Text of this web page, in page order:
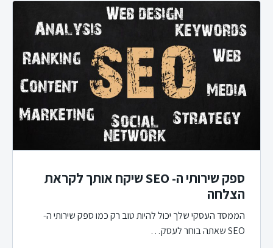
ספק שירותי ה- SEO שיקח אותך לקראת
הצלחה
הממסד העסקי שלך יכול להיות טוב רק כמו ספק שירותי ה-
SEO שאתה בוחר לעסק…